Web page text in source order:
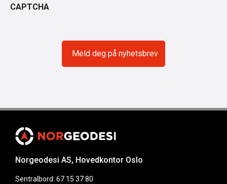
CAPTCHA
Norgeodesi AS, Hovedkontor Oslo
Sentralbord: 67 15 37 80